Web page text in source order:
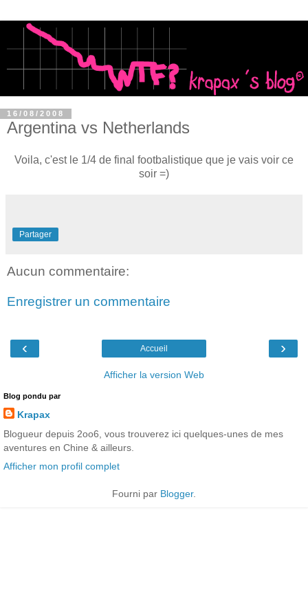
16/08/2008
Argentina vs Netherlands
Voila, c'est le 1/4 de final footbalistique que je vais voir ce
soir =)
Partager
Aucun commentaire:
Enregistrer un commentaire
‹ ›
Accueil
Afficher la version Web
Blog pondu par
Krapax
Blogueur depuis 2oo6, vous trouverez ici quelques-unes de mes
aventures en Chine & ailleurs.
Afficher mon profil complet
Fourni par Blogger.